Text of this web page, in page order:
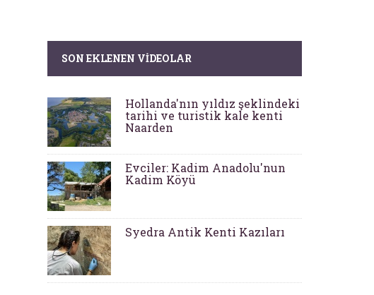
SON EKLENEN VIDEOLAR
Hollanda'nın yıldız şeklindeki
tarihi ve turistik kale kenti
Naarden
Evciler: Kadim Anadolu'nun
Kadim Köyü
Syedra Antik Kenti Kazıları